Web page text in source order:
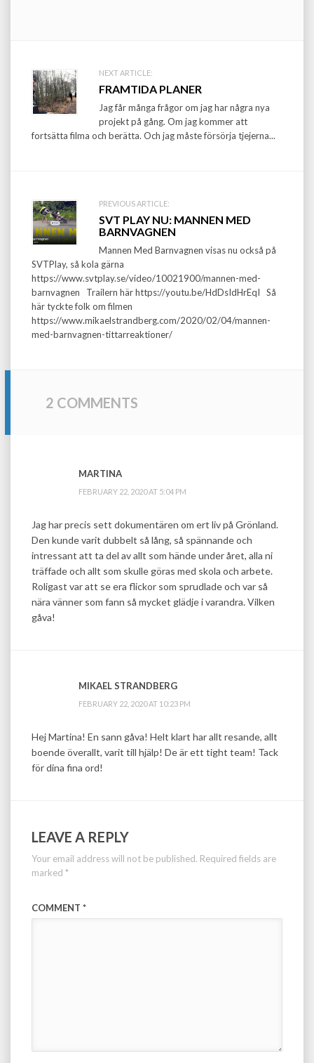
Post
navigation
NEXT ARTICLE:
FRAMTIDA PLANER
Jag får många frågor om jag har några nya
projekt på gång. Om jag kommer att
fortsätta filma och berätta. Och jag måste försörja tjejerna...
PREVIOUS ARTICLE:
SVT PLAY NU: MANNEN MED
BARNVAGNEN
Mannen Med Barnvagnen visas nu också på
SVTPlay, så kola gärna
https://www.svtplay.se/video/10021900/mannen-med-
barnvagnen Trailern här https://youtu.be/HdDsIdHrEqI Så
här tyckte folk om filmen
https://www.mikaelstrandberg.com/2020/02/04/mannen-
med-barnvagnen-tittarreaktioner/
2 COMMENTS
MARTINA
FEBRUARY 22, 2020 AT 5:04 PM
Jag har precis sett dokumentären om ert liv på Grönland.
Den kunde varit dubbelt så lång, så spännande och
intressant att ta del av allt som hände under året, alla ni
träffade och allt som skulle göras med skola och arbete.
Roligast var att se era flickor som sprudlade och var så
nära vänner som fann så mycket glädje i varandra. Vilken
gåva!
MIKAEL STRANDBERG
FEBRUARY 22, 2020 AT 10:23 PM
Hej Martina! En sann gåva! Helt klart har allt resande, allt
boende överallt, varit till hjälp! De är ett tight team! Tack
för dina fina ord!
LEAVE A REPLY
Your email address will not be published. Required fields are
marked *
COMMENT *